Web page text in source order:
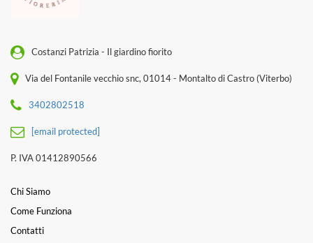
Costanzi Patrizia - Il giardino fiorito
Via del Fontanile vecchio snc, 01014 - Montalto di Castro (Viterbo)
3402802518
[email protected]
P. IVA 01412890566
Chi Siamo
Come Funziona
Contatti